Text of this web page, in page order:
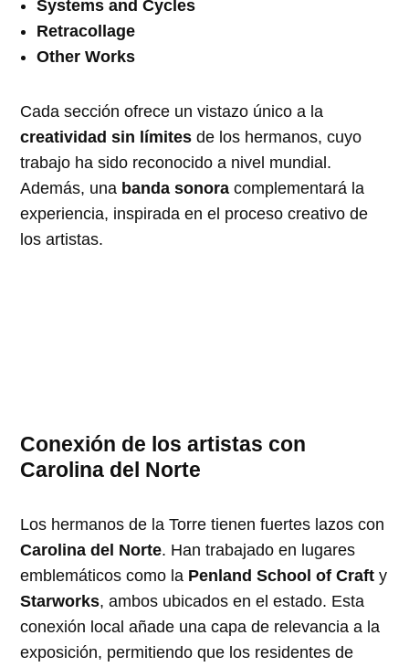
Systems and Cycles
Retracollage
Other Works
Cada sección ofrece un vistazo único a la
creatividad sin límites de los hermanos, cuyo
trabajo ha sido reconocido a nivel mundial.
Además, una banda sonora complementará la
experiencia, inspirada en el proceso creativo de
los artistas.
Conexión de los artistas con
Carolina del Norte
Los hermanos de la Torre tienen fuertes lazos con
Carolina del Norte. Han trabajado en lugares
emblemáticos como la Penland School of Craft y
Starworks, ambos ubicados en el estado. Esta
conexión local añade una capa de relevancia a la
exposición, permitiendo que los residentes de